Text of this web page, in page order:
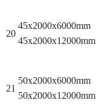
20
45x2000x6000mm
45x2000x12000mm
21
50x2000x6000mm
50x2000x12000mm